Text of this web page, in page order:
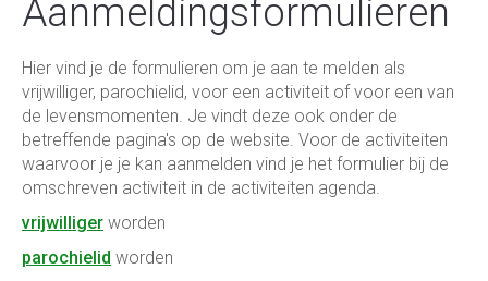
Aanmeldingsformulieren
Hier vind je de formulieren om je aan te melden als
vrijwilliger, parochielid, voor een activiteit of voor een van
de levensmomenten. Je vindt deze ook onder de
betreffende pagina's op de website. Voor de activiteiten
waarvoor je je kan aanmelden vind je het formulier bij de
omschreven activiteit in de activiteiten agenda.
vrijwilliger worden
parochielid worden